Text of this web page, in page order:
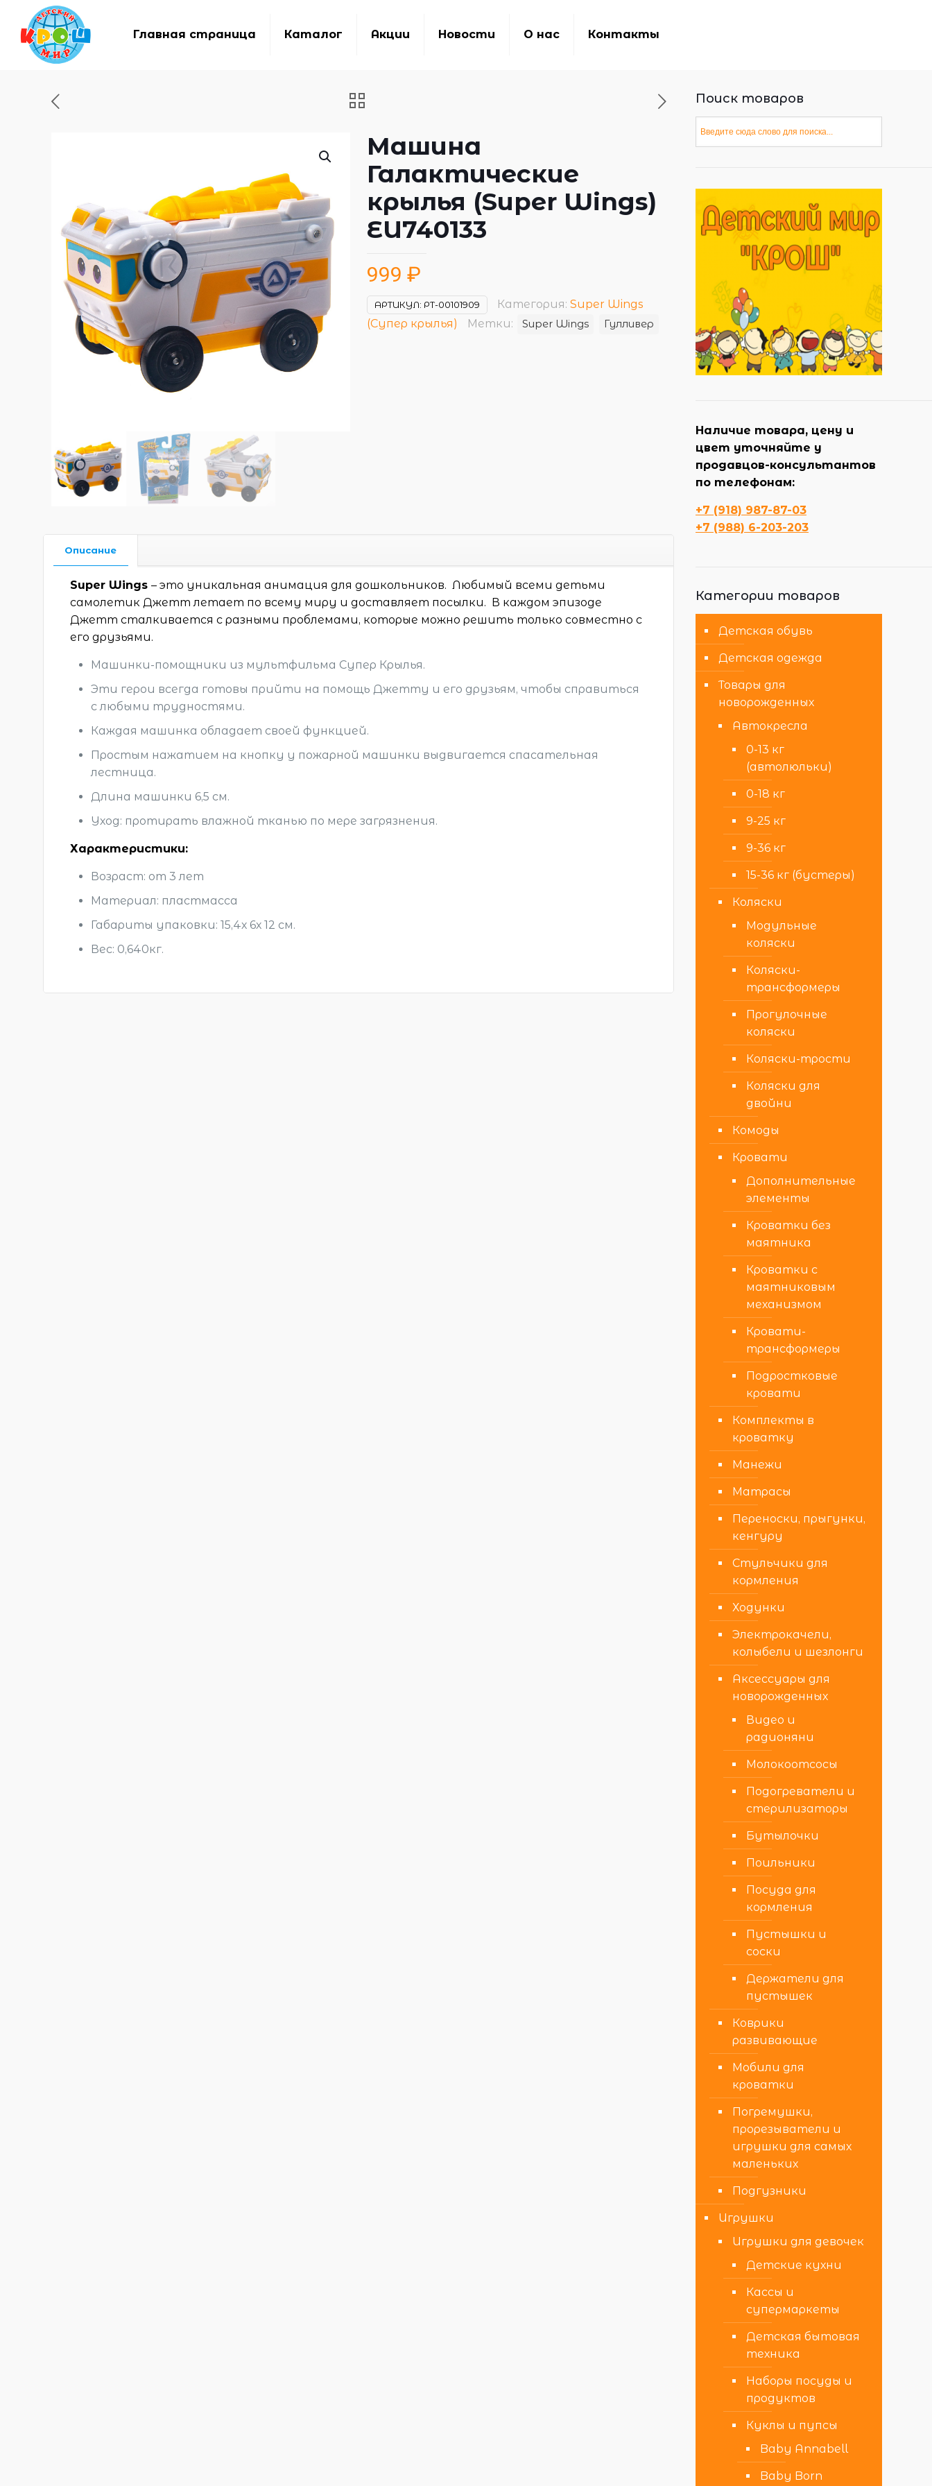
Главная страница Каталог Акции Новости О нас Контакты
Машина
Галактические
крылья (Super Wings)
EU740133
999 ₽
АРТИКУЛ: РТ-00101909 Категория: Super Wings
(Супер крылья)
Метки: Super Wings Гулливер
Описание
Super Wings– это уникальная анимация для дошкольников. Любимый всеми детьми
самолетик Джетт летает по всему миру и доставляет посылки. В каждом эпизоде
Джетт сталкивается с разными проблемами, которые можно решить только совместно с
его друзьями.
Машинки-помощники из мультфильма Супер Крылья.
Эти герои всегда готовы прийти на помощь Джетту и его друзьям, чтобы справиться
с любыми трудностями.
Каждая машинка обладает своей функцией.
Простым нажатием на кнопку у пожарной машинки выдвигается спасательная
лестница.
Длина машинки 6,5 см.
Уход: протирать влажной тканью по мере загрязнения.
Характеристики:
Возраст: от 3 лет
Материал: пластмасса
Габариты упаковки: 15,4х 6х 12 см.
Вес: 0,640кг.
Поиск товаров
Наличие товара, цену и
цвет уточняйте у
продавцов-консультантов
по телефонам:
+7 (918) 987-87-03
+7 (988) 6-203-203
Категории товаров
Детская обувь
Детская одежда
Товары для
новорожденных
Автокресла
0-13 кг
(автолюльки)
0-18 кг
9-25 кг
9-36 кг
15-36 кг (бустеры)
Коляски
Модульные
коляски
Коляски-
трансформеры
Прогулочные
коляски
Коляски-трости
Коляски для
двойни
Комоды
Кровати
Дополнительные
элементы
Кроватки без
маятника
Кроватки с
маятниковым
механизмом
Кровати-
трансформеры
Подростковые
кровати
Комплекты в
кроватку
Манежи
Матрасы
Переноски, прыгунки,
кенгуру
Стульчики для
кормления
Ходунки
Электрокачели,
колыбели и шезлонги
Аксессуары для
новорожденных
Видео и
радионяни
Молокоотсосы
Подогреватели и
стерилизаторы
Бутылочки
Поильники
Посуда для
кормления
Пустышки и
соски
Держатели для
пустышек
Коврики
развивающие
Мобили для
кроватки
Погремушки,
прорезыватели и
игрушки для самых
маленьких
Подгузники
Игрушки
Игрушки для девочек
Детские кухни
Кассы и
супермаркеты
Детская бытовая
техника
Наборы посуды и
продуктов
Куклы и пупсы
Baby Annabell
Baby Born